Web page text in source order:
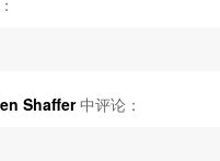
Shaffer中评论：